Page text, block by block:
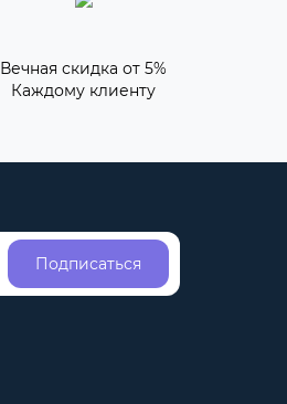
Вечная скидка от 5%
Каждому клиенту
Подписаться